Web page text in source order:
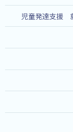
児童発達支援